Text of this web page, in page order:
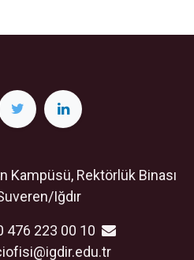
Kampüsü, Rektörlük Binası
Iğdır
476 223 00 10